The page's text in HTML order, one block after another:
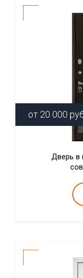
от 20 000
Дверь в